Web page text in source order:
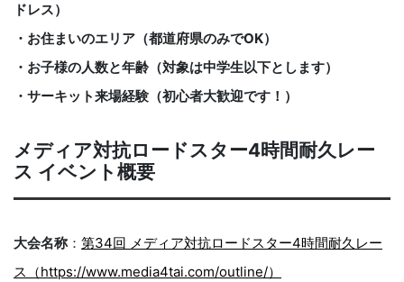
ドレス）
・お住まいのエリア（都道府県のみでOK）
・お子様の人数と年齢（対象は中学生以下とします）
・サーキット来場経験（初心者大歓迎です！）
メディア対抗ロードスター4時間耐久レー
ス イベント概要
大会名称： 第34回 メディア対抗ロードスター4時間耐久レー
ス（https://www.media4tai.com/outline/）